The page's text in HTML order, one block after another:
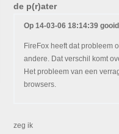
de p(r)ater
Op 14-03-06 18:14:39
FireFox heeft dat probleem
andere. Dat verschil komt
Het probleem van een
browsers.
zeg ik